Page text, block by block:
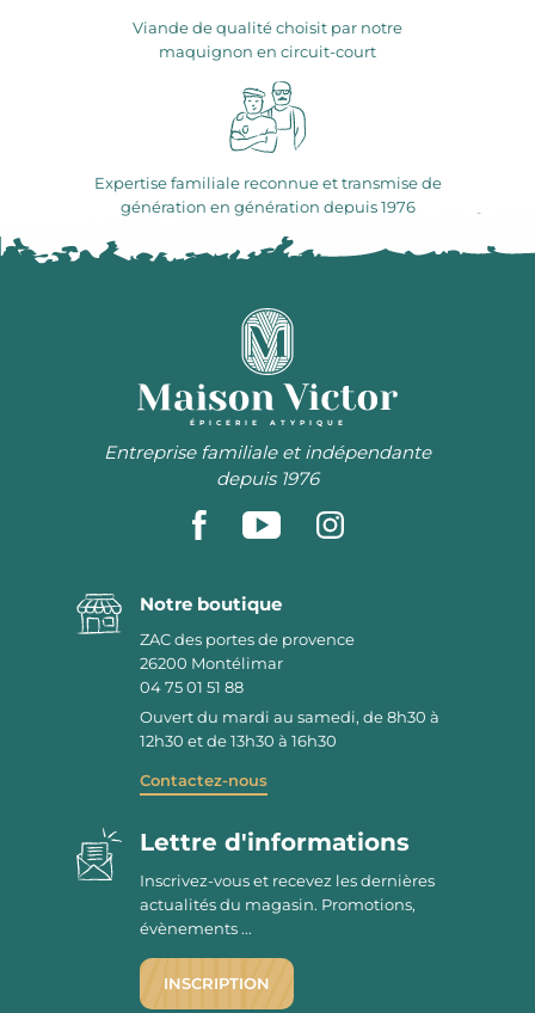
Viande de qualité choisit par notre
maquignon en circuit-court
Expertise familiale reconnue et transmise de
génération en génération depuis 1976
ÉPICERIE ATYPIQUE
Entreprise familiale et indépendante
depuis 1976
Notre boutique
ZAC des portes de provence
26200 Montélimar
04 75 01 51 88
Ouvert du mardi au samedi, de 8h30 à
12h30 et de 13h30 à 16h30
Contactez-nous
Lettre d'informations
Inscrivez-vous et recevez les dernières
actualités du magasin. Promotions,
évènements ...
INSCRIPTION